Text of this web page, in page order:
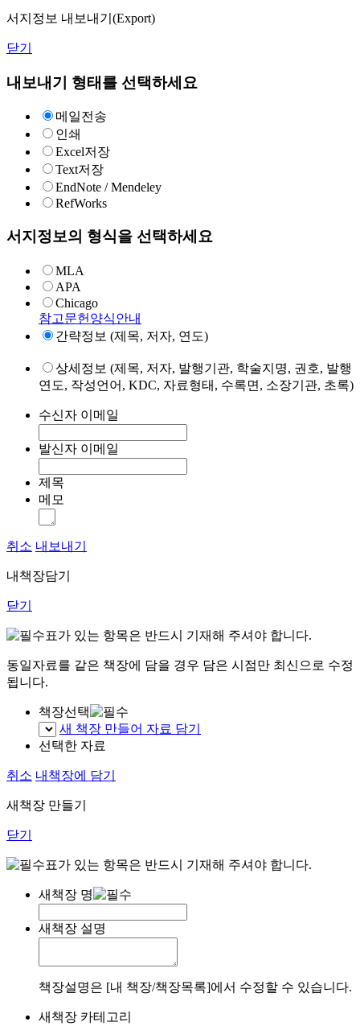
서지정보 내보내기(Export)
닫기
내보내기 형태를 선택하세요
메일전송
인쇄
Excel저장
Text저장
EndNote / Mendeley
RefWorks
서지정보의 형식을 선택하세요
MLA
APA
Chicago
참고문헌양식안내
간략정보 (제목, 저자, 연도)
상세정보 (제목, 저자, 발행기관, 학술지명, 권호, 발행
연도, 작성언어, KDC, 자료형태, 수록면, 소장기관, 초록)
수신자 이메일
발신자 이메일
제목
메모
취소 내보내기
내책장담기
닫기
표가 있는 항목은 반드시 기재해 주셔야 합니다.
동일자료를 같은 책장에 담을 경우 담은 시점만 최신으로 수정
됩니다.
책장선택
새 책장 만들어 자료 담기
선택한 자료
취소 내책장에 담기
새책장 만들기
닫기
표가 있는 항목은 반드시 기재해 주셔야 합니다.
새책장 명
새책장 설명
책장설명은 [내 책장/책장목록]에서 수정할 수 있습니다.
새책장 카테고리